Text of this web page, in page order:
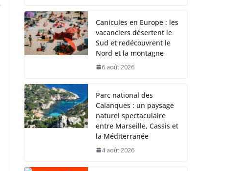
Canicules en Europe : les
vacanciers désertent le
Sud et redécouvrent le
Nord et la montagne
6 août 2026
Parc national des
Calanques : un paysage
naturel spectaculaire
entre Marseille, Cassis et
la Méditerranée
4 août 2026